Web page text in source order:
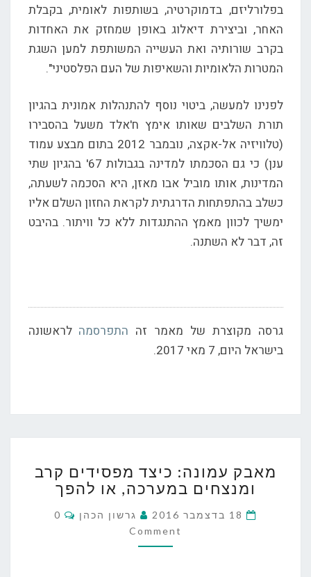
בפלורליזם, בדמוקרטיה, בשותפות לאומית, בקבלת
האחר, וביצירת דיאלוג באופן שמחזק את האחדות
בקרב שורותיה ואת העשייה המשותפת למען השגת
המטרות הלאומיות והשאיפות של העם הפלסטיני".
לפנינו למעשה, ביטוי נוסף להתנהלות אמונית בהגיון
תורת השלבים שאותו אימץ ח'אלד משעל בהסבירו
(טלוויזיה אל-אקצה, נובמבר 2012 בתום מבצע עמוד
ענן) כי גם הסכמתו למדינה בגבולות 67' בהגיון שתי
המדינות, אותו מוביל אבו מאזן, היא הסכמה לשעתה,
כשלב בהתפתחות הדרגתית לקראת החזון השלם אליו
ימשיך לכוון מאמץ ההתנגדות ללא כל וויתור. בהיבט
זה, דבר לא השתנה.
גרסה מקוצרת של מאמר זה התפרסמהלראשונה
בישראל היום, 7 מאי 2017.
עמונה:
כיצד
מפסידים
קרב
ומנצחים
מאבק עמונה: כיצד מפסידים קרב
ומנצחים במערכה, או להפך
18 בדצמבר 2016 גרשון הכהן Comments
0
Comment